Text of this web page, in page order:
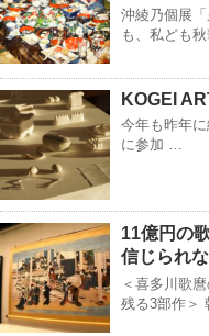
沖綾乃個展
も、私ども
KOGEI
今年も昨年
に参加 …
11億円の
信じられ
＜喜多川歌
残る3部作＞